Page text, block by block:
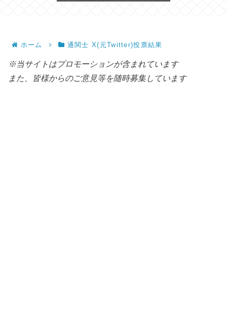
ホーム 通関士 X(元Twitter)投票結果
※当サイトはプロモーションが含まれています
また、皆様からのご意見等を随時募集しています